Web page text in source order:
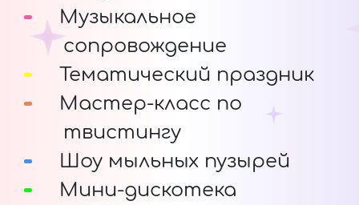
Музыкальное
сопровождение
Тематический праздник
Мастер-класс по
твистингу
Шоу мыльных пузырей
Мини-дискотека